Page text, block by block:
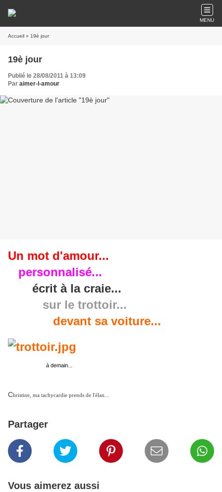
MENU
Accueil » 19è jour
19è jour
Publié le 28/08/2011 à 13:09
Par aimer-l-amour
Un mot d'amour...
personnalisé...
écrit à la craie...
sur le trottoir...
devant sa voiture...
à demain...
Christine, ma tachycardie prends de l'élan...
Partager
Vous aimerez aussi